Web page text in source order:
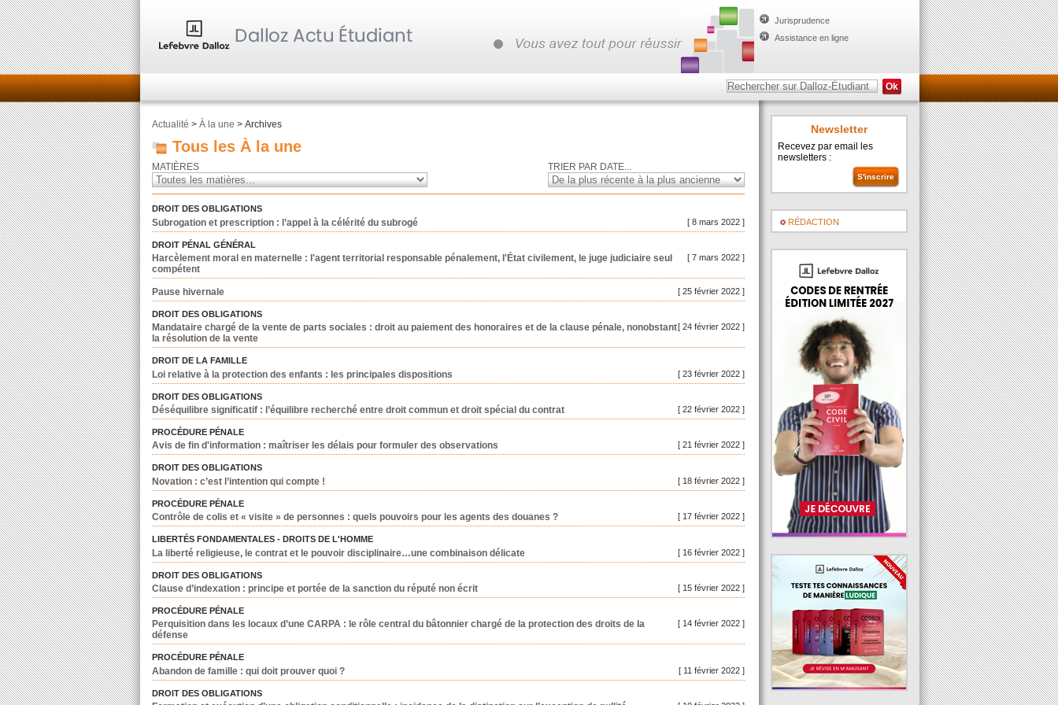
Jurisprudence
Assistance en ligne
Actualité > À la une > Archives
Tous les À la une
MATIÈRES TRIER PAR DATE...
DROIT DES OBLIGATIONS
[ 8 mars 2022 ]
Subrogation et prescription : l’appel à la célérité du subrogé
DROIT PÉNAL GÉNÉRAL
[ 7 mars 2022 ]
Harcèlement moral en maternelle : l'agent territorial responsable pénalement, l'État civilement, le juge judiciaire seul
compétent
[ 25 février 2022 ]
Pause hivernale
DROIT DES OBLIGATIONS
[ 24 février 2022 ]
Mandataire chargé de la vente de parts sociales : droit au paiement des honoraires et de la clause pénale, nonobstant
la résolution de la vente
DROIT DE LA FAMILLE
[ 23 février 2022 ]
Loi relative à la protection des enfants : les principales dispositions
DROIT DES OBLIGATIONS
[ 22 février 2022 ]
Déséquilibre significatif : l’équilibre recherché entre droit commun et droit spécial du contrat
PROCÉDURE PÉNALE
[ 21 février 2022 ]
Avis de fin d'information : maîtriser les délais pour formuler des observations
DROIT DES OBLIGATIONS
[ 18 février 2022 ]
Novation : c’est l’intention qui compte !
PROCÉDURE PÉNALE
[ 17 février 2022 ]
Contrôle de colis et « visite » de personnes : quels pouvoirs pour les agents des douanes ?
LIBERTÉS FONDAMENTALES - DROITS DE L'HOMME
[ 16 février 2022 ]
La liberté religieuse, le contrat et le pouvoir disciplinaire…une combinaison délicate
DROIT DES OBLIGATIONS
[ 15 février 2022 ]
Clause d’indexation : principe et portée de la sanction du réputé non écrit
PROCÉDURE PÉNALE
[ 14 février 2022 ]
Perquisition dans les locaux d’une CARPA : le rôle central du bâtonnier chargé de la protection des droits de la
défense
PROCÉDURE PÉNALE
[ 11 février 2022 ]
Abandon de famille : qui doit prouver quoi ?
DROIT DES OBLIGATIONS
Newsletter
Recevez par email les
newsletters :
RÉDACTION